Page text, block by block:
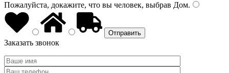
Пожалуйста, докажите, что вы человек, выбрав Дом.
Заказать звонок